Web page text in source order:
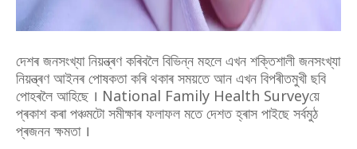
দেশৰ জনসংখ্যা নিয়ন্ত্ৰণ কৰিবলৈ বিভিন্ন মহলে এখন শক্তিশালী জনসংখ্যা
নিয়ন্ত্ৰণ আইনৰ পোষকতা কৰি থকাৰ সময়তে আন এখন বিপৰীতমুখী ছবি
পোহৰলৈ আহিছে । National Family Health Surveyয়ে
প্ৰকাশ কৰা পঞ্চমটো সমীক্ষাৰ ফলাফল মতে দেশত হ্ৰাস পাইছে সর্বমুঠ
প্ৰজনন ক্ষমতা ।